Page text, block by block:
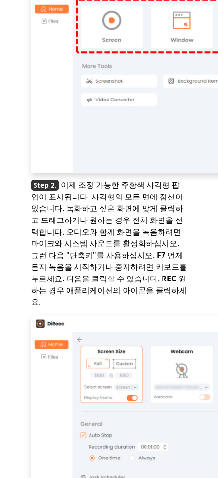
이제 조정 가능한 주황색 사각형 팝
업이 표시됩니다. 사각형의 모든 면에 점선이
있습니다. 녹화하고 싶은 화면에 맞게 클릭하
고 드래그하거나 원하는 경우 전체 화면을 선
택합니다. 오디오와 함께 화면을 녹음하려면
마이크와 시스템 사운드를 활성화하십시오.
그런 다음 "단축키"를 사용하십시오. F7 언제
든지 녹음을 시작하거나 중지하려면 키보드를
누르세요. 다음을 클릭할 수 있습니다. REC 원
하는 경우 애플리케이션의 아이콘을 클릭하세
요.